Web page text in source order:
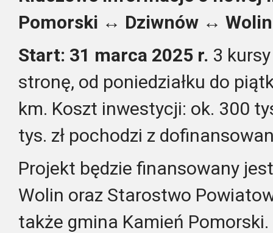
Pomorski ↔ Dziwnów ↔ Wolin
Start: 31 marca 2025 r. 3
stronę, od poniedziałku do
km. Koszt inwestycji: ok. 300
tys. zł pochodzi z
Projekt będzie finansowany
Wolin oraz Starostwo
także gmina Kamień Pomorski.